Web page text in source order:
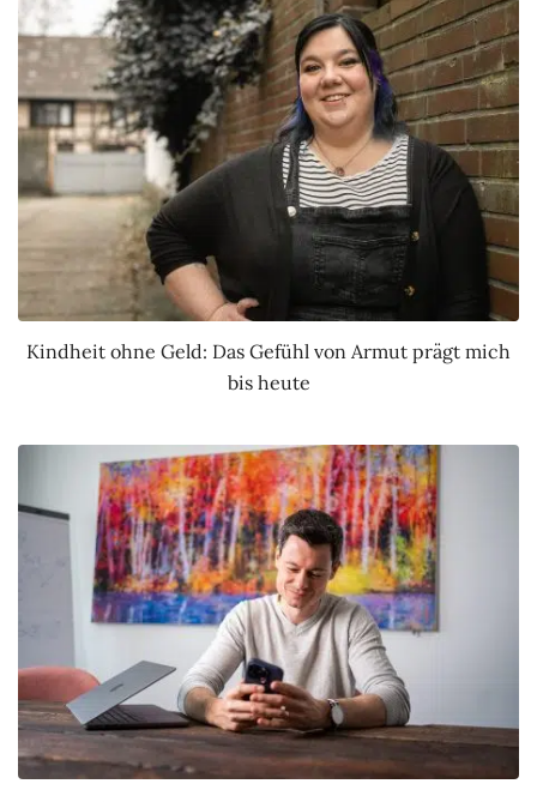
Kindheit ohne Geld: Das Gefühl von Armut prägt mich
bis heute